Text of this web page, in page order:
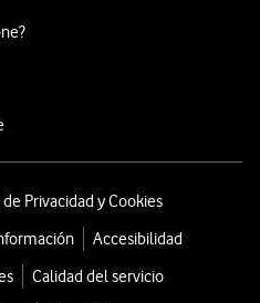
Privacidad y Cookies
Accesibilidad
Calidad del servicio